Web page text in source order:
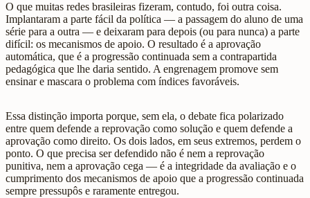
O que muitas redes brasileiras fizeram, contudo, foi outra coisa.
Implantaram a parte fácil da política — a passagem do aluno de uma
série para a outra — e deixaram para depois (ou para nunca) a parte
difícil: os mecanismos de apoio. O resultado é a aprovação
automática, que é a progressão continuada sem a contrapartida
pedagógica que lhe daria sentido. A engrenagem promove sem
ensinar e mascara o problema com índices favoráveis.
Essa distinção importa porque, sem ela, o debate fica polarizado
entre quem defende a reprovação como solução e quem defende a
aprovação como direito. Os dois lados, em seus extremos, perdem o
ponto. O que precisa ser defendido não é nem a reprovação
punitiva, nem a aprovação cega — é a integridade da avaliação e o
cumprimento dos mecanismos de apoio que a progressão continuada
sempre pressupôs e raramente entregou.